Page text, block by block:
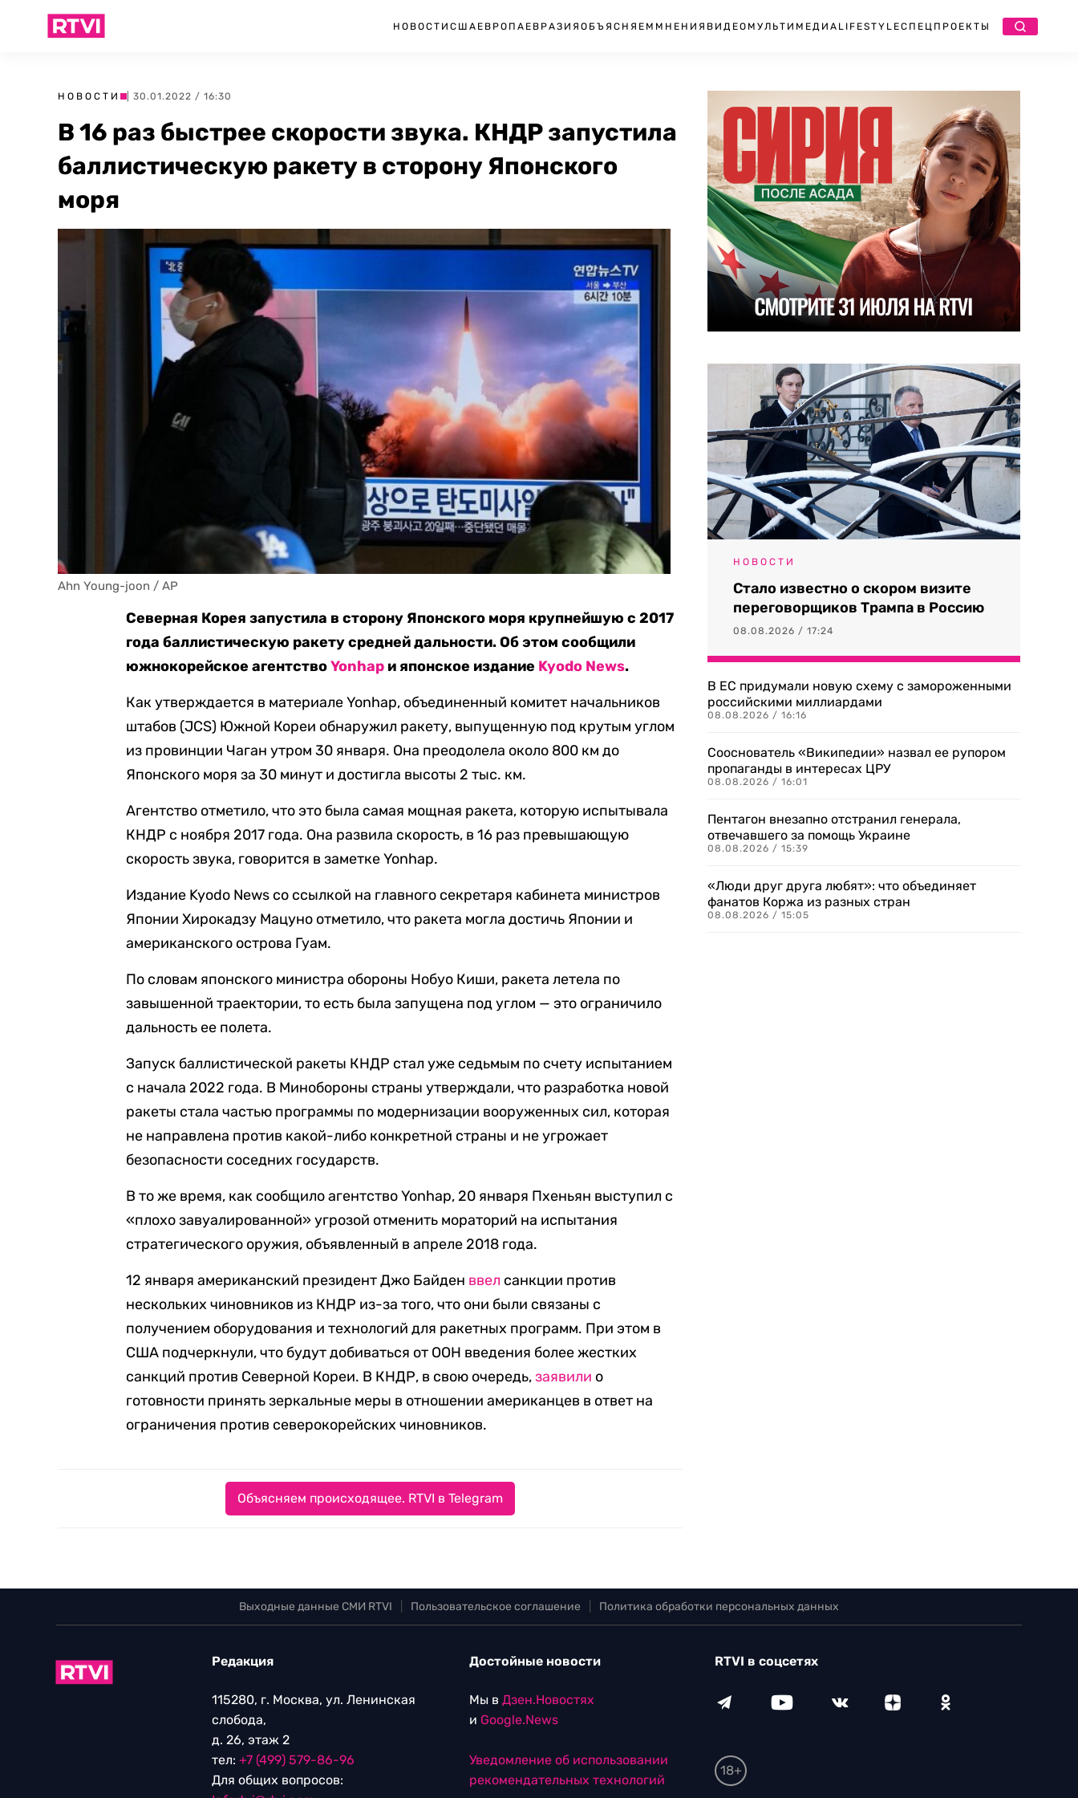
НОВОСТИ США ЕВРОПА ЕВРАЗИЯ ОБЪЯСНЯЕМ МНЕНИЯ ВИДЕО МУЛЬТИМЕДИА LIFESTYLEСПЕЦПРОЕКТЫ
НОВОСТИ | 30.01.2022 / 16:30
В 16 раз быстрее скорости звука. КНДР запустила
баллистическую ракету в сторону Японского
моря
Ahn Young-joon / AP
Северная Корея запустила в сторону Японского моря крупнейшую с 2017
года баллистическую ракету средней дальности. Об этом сообщили
южнокорейское агентствоYonhap и японское издание Kyodo News.
Как утверждается в материале Yonhap, объединенный комитет начальников
штабов (JCS) Южной Кореи обнаружил ракету, выпущенную под крутым углом
из провинции Чаган утром 30 января. Она преодолела около 800 км до
Японского моря за 30 минут и достигла высоты 2 тыс. км.
Агентство отметило, что это была самая мощная ракета, которую испытывала
КНДР с ноября 2017 года. Она развила скорость, в 16 раз превышающую
скорость звука, говорится в заметке Yonhap.
Издание Kyodo News со ссылкой на главного секретаря кабинета министров
Японии Хирокадзу Мацуно отметило, что ракета могла достичь Японии и
американского острова Гуам.
По словам японского министра обороны Нобуо Киши, ракета летела по
завышенной траектории, то есть была запущена под углом — это ограничило
дальность ее полета.
Запуск баллистической ракеты КНДР стал уже седьмым по счету испытанием
с начала 2022 года. В Минобороны страны утверждали, что разработка новой
ракеты стала частью программы по модернизации вооруженных сил, которая
не направлена против какой-либо конкретной страны и не угрожает
безопасности соседних государств.
В то же время, как сообщило агентство Yonhap, 20 января Пхеньян выступил с
«плохо завуалированной» угрозой отменить мораторий на испытания
стратегического оружия, объявленный в апреле 2018 года.
12 января американский президент Джо Байден ввел санкции против
нескольких чиновников из КНДР из-за того, что они были связаны с
получением оборудования и технологий для ракетных программ. При этом в
США подчеркнули, что будут добиваться от ООН введения более жестких
санкций против Северной Кореи. В КНДР, в свою очередь,заявили о
готовности принять зеркальные меры в отношении американцев в ответ на
ограничения против северокорейских чиновников.
Объясняем происходящее. RTVI в Telegram
НОВОСТИ
Стало известно о скором визите
переговорщиков Трампа в Россию
08.08.2026 / 17:24
В ЕС придумали новую схему с замороженными
российскими миллиардами
08.08.2026 / 16:16
Сооснователь «Википедии» назвал ее рупором
пропаганды в интересах ЦРУ
08.08.2026 / 16:01
Пентагон внезапно отстранил генерала,
отвечавшего за помощь Украине
08.08.2026 / 15:39
«Люди друг друга любят»: что объединяет
фанатов Коржа из разных стран
08.08.2026 / 15:05
Выходные данные СМИ RTVI Пользовательское соглашение Политика обработки персональных данных
Редакция
115280, г. Москва, ул. Ленинская
слобода,
д. 26, этаж 2
тел: +7 (499) 579-86-96
Для общих вопросов:
Достойные новости
Мы в Дзен.Новостях
и Google.News
Уведомление об использовании
рекомендательных технологий
RTVI в соцсетях
18+